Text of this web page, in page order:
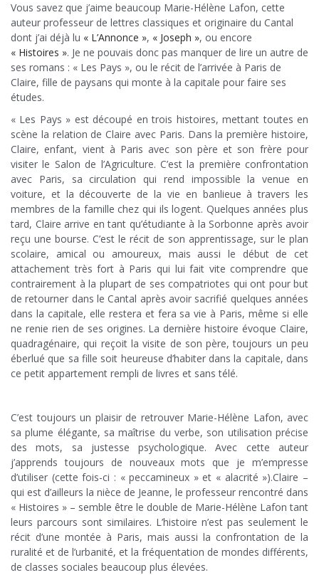
Vous savez que j’aime beaucoup Marie-Hélène Lafon, cette
auteur professeur de lettres classiques et originaire du Cantal
dont j’ai déjà lu « L’Annonce », « Joseph », ou encore
« Histoires ». Je ne pouvais donc pas manquer de lire un autre de
ses romans : « Les Pays », ou le récit de l’arrivée à Paris de
Claire, fille de paysans qui monte à la capitale pour faire ses
études.
« Les Pays » est découpé en trois histoires, mettant toutes en
scène la relation de Claire avec Paris. Dans la première histoire,
Claire, enfant, vient à Paris avec son père et son frère pour
visiter le Salon de l’Agriculture. C’est la première confrontation
avec Paris, sa circulation qui rend impossible la venue en
voiture, et la découverte de la vie en banlieue à travers les
membres de la famille chez qui ils logent. Quelques années plus
tard, Claire arrive en tant qu’étudiante à la Sorbonne après avoir
reçu une bourse. C’est le récit de son apprentissage, sur le plan
scolaire, amical ou amoureux, mais aussi le début de cet
attachement très fort à Paris qui lui fait vite comprendre que
contrairement à la plupart de ses compatriotes qui ont pour but
de retourner dans le Cantal après avoir sacrifié quelques années
dans la capitale, elle restera et fera sa vie à Paris, même si elle
ne renie rien de ses origines. La dernière histoire évoque Claire,
quadragénaire, qui reçoit la visite de son père, toujours un peu
éberlué que sa fille soit heureuse d’habiter dans la capitale, dans
ce petit appartement rempli de livres et sans télé.
C’est toujours un plaisir de retrouver Marie-Hélène Lafon, avec
sa plume élégante, sa maîtrise du verbe, son utilisation précise
des mots, sa justesse psychologique. Avec cette auteur
j’apprends toujours de nouveaux mots que je m’empresse
d’utiliser (cette fois-ci : « peccamineux » et « alacrité »).Claire –
qui est d’ailleurs la nièce de Jeanne, le professeur rencontré dans
« Histoires » – semble être le double de Marie-Hélène Lafon tant
leurs parcours sont similaires. L’histoire n’est pas seulement le
récit d’une montée à Paris, mais aussi la confrontation de la
ruralité et de l’urbanité, et la fréquentation de mondes différents,
de classes sociales beaucoup plus élevées.